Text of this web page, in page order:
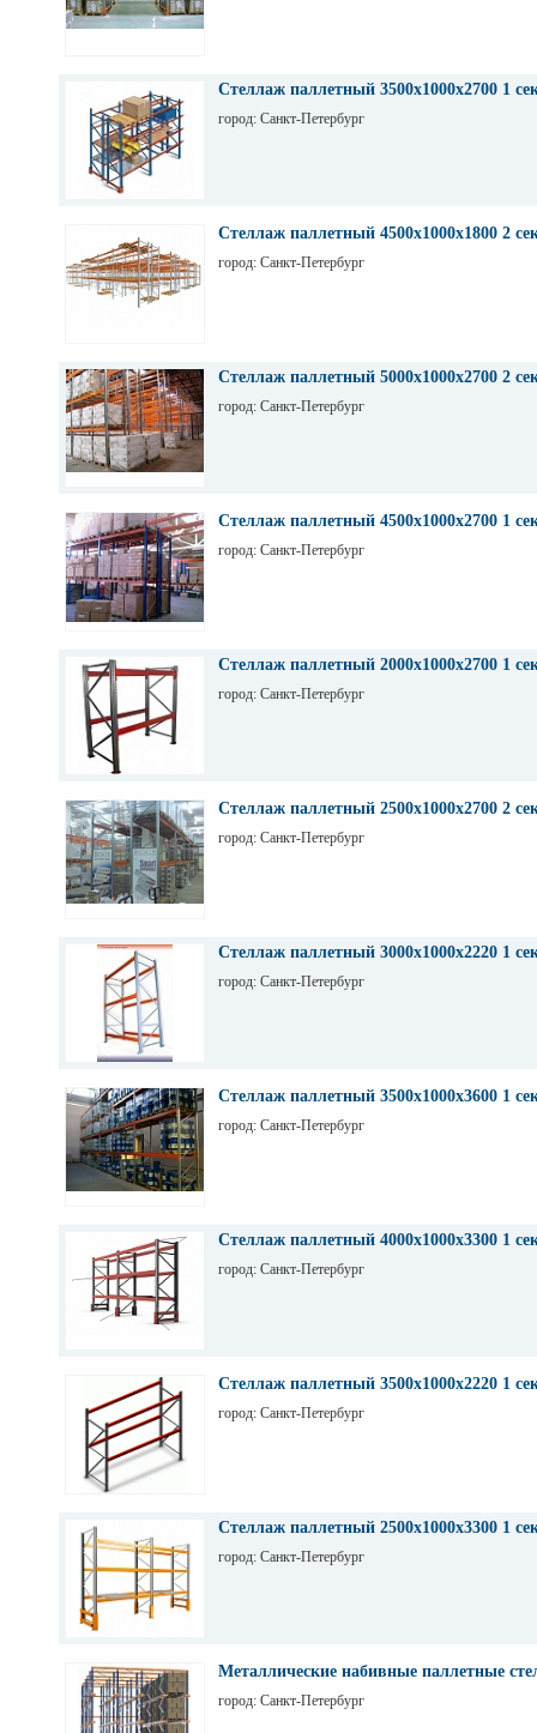
Стеллаж паллетный 3500х1000х2700 1
город: Санкт-Петербург
Стеллаж паллетный 4500х1000х1800 2
город: Санкт-Петербург
Стеллаж паллетный 5000х1000х2700 2
город: Санкт-Петербург
Стеллаж паллетный 4500х1000х2700 1
город: Санкт-Петербург
Стеллаж паллетный 2000х1000х2700 1
город: Санкт-Петербург
Стеллаж паллетный 2500х1000х2700 2
город: Санкт-Петербург
Стеллаж паллетный 3000х1000х2220 1
город: Санкт-Петербург
Стеллаж паллетный 3500х1000х3600 1
город: Санкт-Петербург
Стеллаж паллетный 4000х1000х3300 1
город: Санкт-Петербург
Стеллаж паллетный 3500х1000х2220 1
город: Санкт-Петербург
Стеллаж паллетный 2500х1000х3300 1
город: Санкт-Петербург
Металлические набивные паллетные
город: Санкт-Петербург